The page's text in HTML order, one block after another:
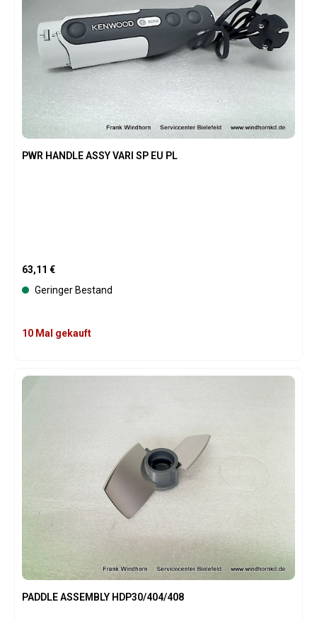
PWR HANDLE ASSY VARI SP EU PL
Regulärer Preis:
63,11 €
Geringer Bestand
10 Mal gekauft
PADDLE ASSEMBLY HDP30/404/408